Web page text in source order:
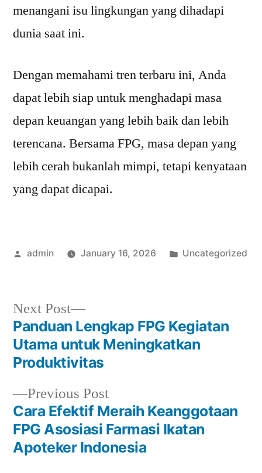
menangani isu lingkungan yang dihadapi
dunia saat ini.
Dengan memahami tren terbaru ini, Anda
dapat lebih siap untuk menghadapi masa
depan keuangan yang lebih baik dan lebih
terencana. Bersama FPG, masa depan yang
lebih cerah bukanlah mimpi, tetapi kenyataan
yang dapat dicapai.
Posted
admin January 16, 2026
Posted
Uncategorized
Post
navigation
Previous PostPrevious
post:
Cara Efektif Meraih Keanggotaan
FPG Asosiasi Farmasi Ikatan
Apoteker Indonesia
Next Post
Next
post:
Panduan Lengkap FPG Kegiatan
Utama untuk Meningkatkan
Produktivitas